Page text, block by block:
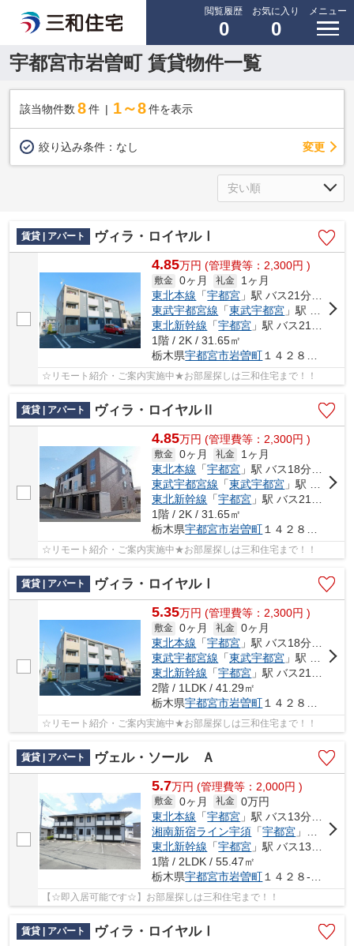
閲覧履歴
0
お気に入り
0
メニュー
宇都宮市岩曽町 賃貸物件一覧
該当物件数 8件 1～8 件を表示
絞り込み条件： なし 変更
賃貸 | アパート ヴィラ・ロイヤルⅠ
4.85万円 (管理費等：2,300円 )
敷金 0ヶ月 礼金
1ヶ月
東北本線 「宇都宮 」駅 バス21分 「堀切（栃木県）」 停歩5分
東武宇都宮線 「東武宇都宮 」駅 バス26分 「堀切（栃木県）」 停歩5分
東北新幹線 「宇都宮 」駅 バス21分 「堀切（栃木県）」 停歩5分
1階 / 2K / 31.65㎡
栃木県宇都宮市岩曽町１４２８－１６
☆リモート紹介・ご案内実施中★お部屋探しは三和住宅まで！！
賃貸 | アパート ヴィラ・ロイヤルⅡ
4.85万円 (管理費等：2,300円 )
敷金 0ヶ月 礼金
1ヶ月
東北本線 「宇都宮 」駅 バス18分 「堀切」 停歩3分
東武宇都宮線 「東武宇都宮 」駅 バス23分 「堀切」 停歩3分
東北新幹線 「宇都宮 」駅 バス21分 「堀切（栃木県）」 停歩5分
1階 / 2K / 31.65㎡
栃木県宇都宮市岩曽町１４２８－１６
☆リモート紹介・ご案内実施中★お部屋探しは三和住宅まで！！
賃貸 | アパート ヴィラ・ロイヤルⅠ
5.35万円 (管理費等：2,300円 )
敷金 0ヶ月 礼金 0ヶ月
東北本線 「宇都宮 」駅 バス18分 「堀切」 停歩3分
東武宇都宮線 「東武宇都宮 」駅 バス23分 「堀切」 停歩3分
東北新幹線 「宇都宮 」駅 バス21分 「堀切（栃木県）」 停歩5分
2階 / 1LDK / 41.29㎡
栃木県宇都宮市岩曽町 １４２８－１６
☆リモート紹介・ご案内実施中★お部屋探しは三和住宅まで！！
賃貸 | アパート ヴェル・ソール Ａ
5.7万円 (管理費等：2,000円 )
敷金 0ヶ月 礼金 0万円
東北本線 「宇都宮 」駅 バス13分 「堀切」 停歩4分
湘南新宿ライン宇須 「宇都宮 」駅 バス13分 「堀切」 停歩4分
東北新幹線 「宇都宮 」駅 バス13分 「堀切」 停歩4分
1階 / 2LDK / 55.47㎡
栃木県宇都宮市岩曽町 １４２８-５３２
【☆即入居可能です☆】お部屋探しは三和住宅まで！！
賃貸 | アパート ヴィラ・ロイヤルⅠ